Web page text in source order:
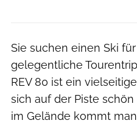
Sie suchen einen Ski
gelegentliche
REV 80 ist ein
sich auf der Piste
im Gelände kommt